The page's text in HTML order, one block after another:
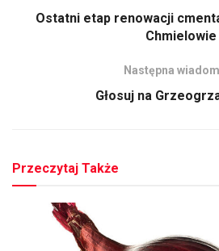
Ostatni etap renowacji
Chmielowie
Następna
Głosuj na
Przeczytaj Także